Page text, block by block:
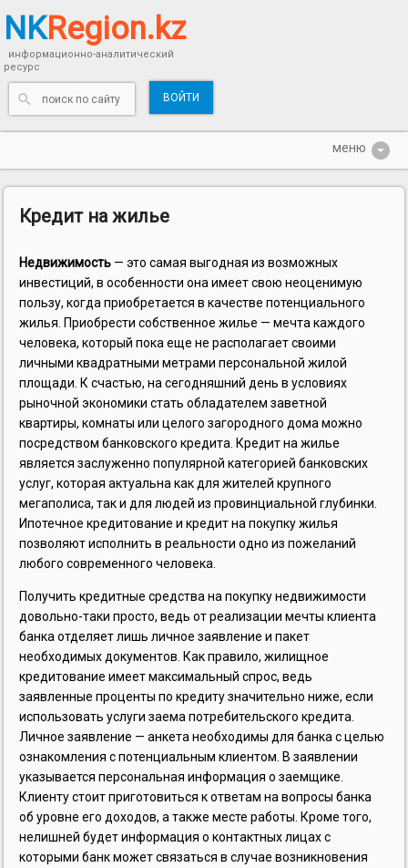
NKRegion.kz
информационно-аналитический
ресурс
ВОЙТИ
Кредит на жилье
Недвижимость — это самая выгодная из возможных
инвестиций, в особенности она имеет свою неоценимую
пользу, когда приобретается в качестве потенциального
жилья. Приобрести собственное жилье — мечта каждого
человека, который пока еще не располагает своими
личными квадратными метрами персональной жилой
площади. К счастью, на сегодняшний день в условиях
рыночной экономики стать обладателем заветной
квартиры, комнаты или целого загородного дома можно
посредством банковского кредита. Кредит на жилье
является заслуженно популярной категорией банковских
услуг, которая актуальна как для жителей крупного
мегаполиса, так и для людей из провинциальной глубинки.
Ипотечное кредитование и кредит на покупку жилья
позволяют исполнить в реальности одно из пожеланий
любого современного человека.
Получить кредитные средства на покупку недвижимости
довольно-таки просто, ведь от реализации мечты клиента
банка отделяет лишь личное заявление и пакет
необходимых документов. Как правило, жилищное
кредитование имеет максимальный спрос, ведь
заявленные проценты по кредиту значительно ниже, если
использовать услуги заема потребительского кредита.
Личное заявление — анкета необходимы для банка с целью
ознакомления с потенциальным клиентом. В заявлении
указывается персональная информация о заемщике.
Клиенту стоит приготовиться к ответам на вопросы банка
об уровне его доходов, а также месте работы. Кроме того,
нелишней будет информация о контактных лицах с
которыми банк может связаться в случае возникновения